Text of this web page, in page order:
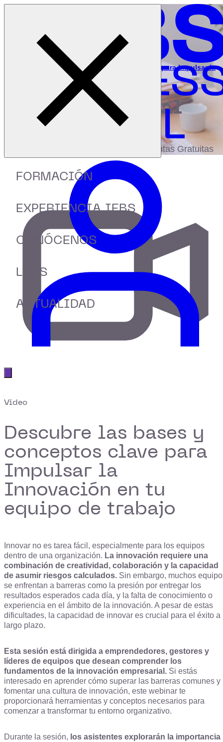
FORMACIÓN
EXPERIENCIA IEBS
CONÓCENOS
LABS
ACTUALIDAD
Inicio
Recursos
Descubre las bases y conceptos clave para Impulsar la
Innovación en tu equipo de trabajo
bibliotecadigital
Accede a más de 150 Recursos, Guías,
eBooks,Plantillas, Estudios y Herramientas Gratuitas
Video
Descubre las bases y
conceptos clave para
Impulsar la
Innovación en tu
equipo de trabajo
Innovar no es tarea fácil, especialmente para los equipos
dentro de una organización. La innovación requiere una
combinación de creatividad, colaboración y la capacidad
de asumir riesgos calculados. Sin embargo, muchos
se enfrentan a barreras como la presión por entregar los
resultados esperados cada día, y la falta de conocimiento o
experiencia en el ámbito de la innovación. A pesar de estas
dificultades, la capacidad de innovar es crucial para el éxito a
largo plazo.
Esta sesión está dirigida a emprendedores, gestores y
líderes de equipos que desean comprender los
fundamentos de la innovación empresarial. Si estás
interesado en aprender cómo superar las barreras comunes y
fomentar una cultura de innovación, este webinar te
proporcionará herramientas y conceptos necesarios para
comenzar a transformar tu entorno organizativo.
Durante la sesión, los asistentes explorarán la importancia